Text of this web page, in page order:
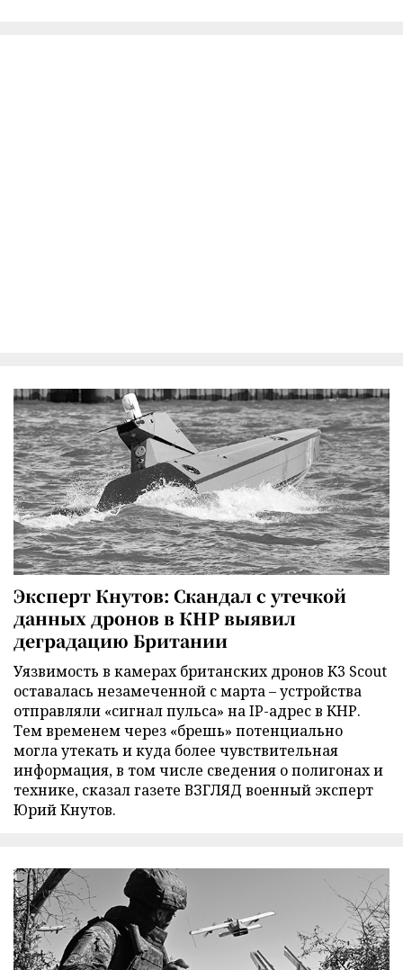
Эксперт Кнутов: Скандал с утечкой
данных дронов в КНР выявил
деградацию Британии
Уязвимость в камерах британских дронов K3 Scout
оставалась незамеченной с марта – устройства
отправляли «сигнал пульса» на IP-адрес в КНР.
Тем временем через «брешь» потенциально
могла утекать и куда более чувствительная
информация, в том числе сведения о полигонах и
технике, сказал газете ВЗГЛЯД военный эксперт
Юрий Кнутов.